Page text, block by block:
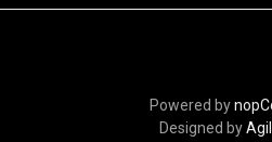
Powered by
Designed by